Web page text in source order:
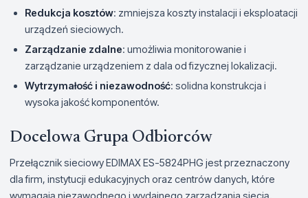
Redukcja kosztów: zmniejsza koszty instalacji i eksploatacji
urządzeń sieciowych.
Zarządzanie zdalne: umożliwia monitorowanie i
zarządzanie urządzeniem z dala od fizycznej lokalizacji.
Wytrzymałość i niezawodność: solidna konstrukcja i
wysoka jakość komponentów.
Docelowa Grupa Odbiorców
Przełącznik sieciowy EDIMAX ES-5824PHG jest przeznaczony
dla firm, instytucji edukacyjnych oraz centrów danych, które
wymagają niezawodnego i wydajnego zarządzania siecią.